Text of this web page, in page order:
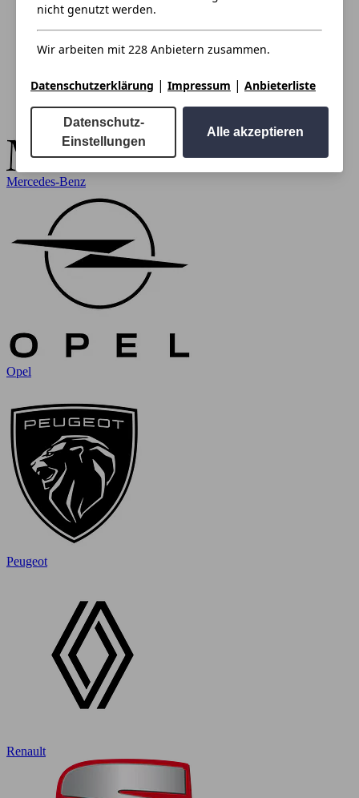
Mercedes-Benz
Opel
Peugeot
Renault
nicht genutzt werden.
Wir arbeiten mit 228 Anbietern zusammen.
Datenschutzerklärung | Impressum | Anbieterliste
Datenschutz-
Einstellungen
Alle akzeptieren